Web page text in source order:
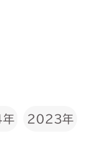
2023年